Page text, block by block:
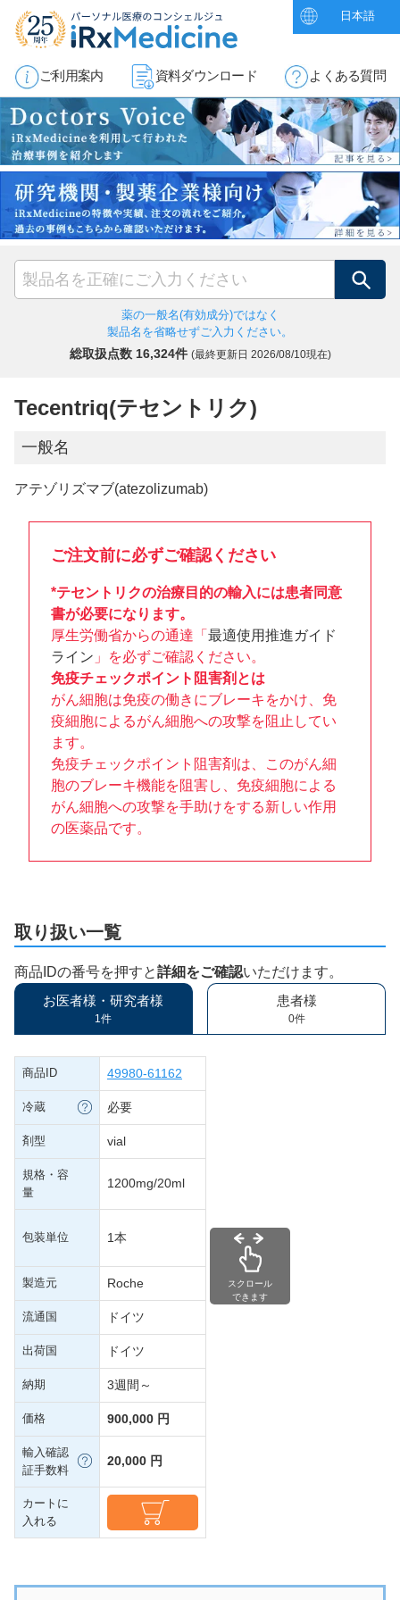
日本語
ご利用案内 資料ダウンロード よくある質問
検索
薬の一般名(有効成分)ではなく
製品名を省略せずご入力ください。
総取扱点数 16,324件 (最終更新日 2026/08/10現在)
Tecentriq(テセントリク)
一般名
アテゾリズマブ(atezolizumab)
ご注文前に必ずご確認ください
*テセントリクの治療目的の輸入には患者同意
書が必要になります。
厚生労働省からの通達「 最適使用推進ガイド
ライン 」を必ずご確認ください。
免疫チェックポイント阻害剤とは
がん細胞は免疫の働きにブレーキをかけ、免
疫細胞によるがん細胞への攻撃を阻止してい
ます。
免疫チェックポイント阻害剤は、このがん細
胞のブレーキ機能を阻害し、免疫細胞による
がん細胞への攻撃を手助けをする新しい作用
の医薬品です。
取り扱い一覧
商品IDの番号を押すと詳細をご確認いただけます。
お医者様・研究者様
1件
患者様
0件
商品ID 49980-61162
冷蔵 必要
剤型 vial
規格・容
量
1200mg/20ml
包装単位 1本
製造元 Roche
流通国 ドイツ
出荷国 ドイツ
納期 3週間～
価格 900,000 円
輸入確認
証手数料
20,000 円
カートに
入れる
スクロール
できます